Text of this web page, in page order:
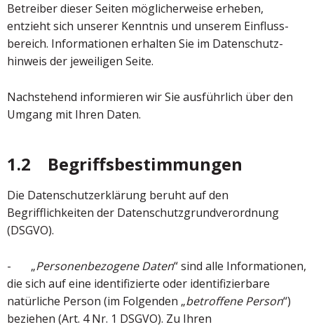
Betreiber dieser Seiten möglicherweise erheben,
entzieht sich unserer Kenntnis und unserem Einfluss­
bereich. Informationen erhalten Sie im Daten­schutz­
hinweis der jeweiligen Seite.
Nachstehend informieren wir Sie ausführlich über den
Umgang mit Ihren Daten.
1.2 Begriffsbestimmungen
Die Datenschutzerklärung beruht auf den
Begrifflichkeiten der Datenschutzgrundverordnung
(DSGVO).
- „Personenbezogene Daten“ sind alle Informationen,
die sich auf eine identifizierte oder identifizierbare
natürliche Person (im Folgenden „betroffene Person“)
beziehen (Art. 4 Nr. 1 DSGVO). Zu Ihren